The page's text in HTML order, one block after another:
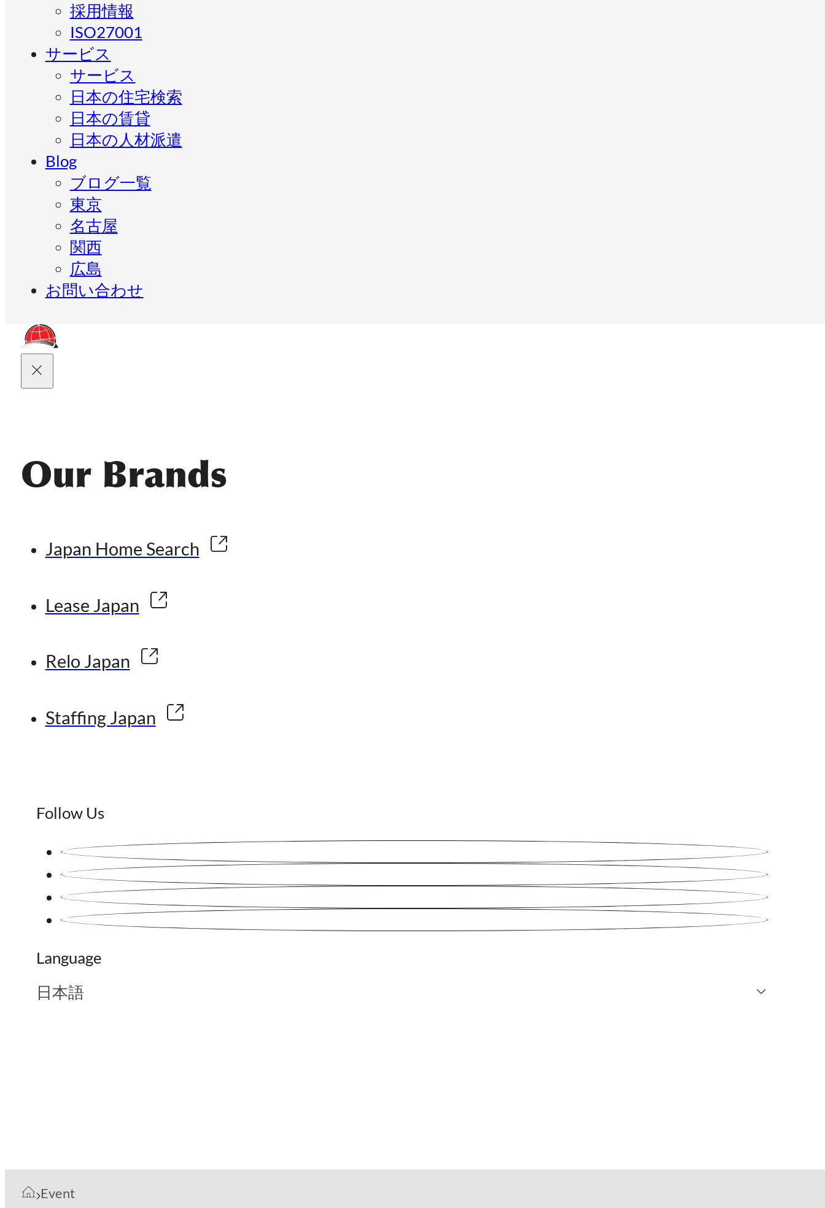
採用情報
ISO27001
サービス
サービス
日本の住宅検索
日本の賃貸
日本の人材派遣
Blog
ブログ一覧
東京
名古屋
関西
広島
お問い合わせ
Our Brands
Japan Home Search
Lease Japan
Relo Japan
Staffing Japan
Follow Us
Language
日本語
Event